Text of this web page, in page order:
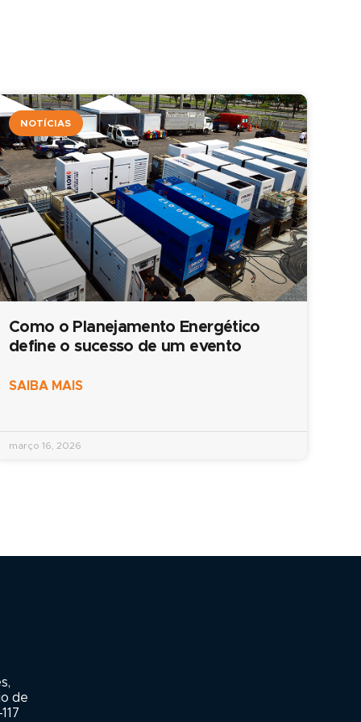
NOTÍCIAS
Como o Planejamento Energético
define o sucesso de um evento
SAIBA MAIS
março 16, 2026
de